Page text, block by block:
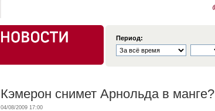
Период:
Кэмерон снимет Арнольда в манге?
04/08/2009 17:00